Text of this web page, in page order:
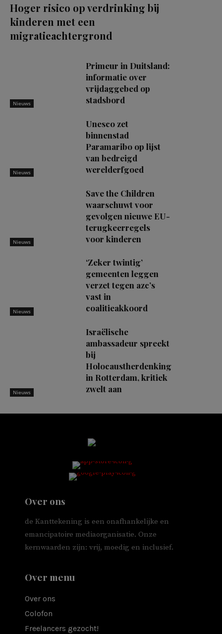
Hoger risico op verdrinking bij
kinderen met een
migratieachtergrond
Nieuws
Primeur in Duitsland:
informatie over
vrijdaggebed op
stadsbord
Nieuws
Unesco zet
binnenstad
Paramaribo op lijst
van bedreigd
werelderfgoed
Nieuws
Save the Children
waarschuwt voor
gevolgen nieuwe EU-
terugkeerregels
voor kinderen
Nieuws
‘Zeker twintig’
gemeenten leggen
verzet tegen azc’s
vast in
coalitieakkoord
Nieuws
Israëlische
ambassadeur spreekt
bij
Holocaustherdenking
in Rotterdam, kritiek
zwelt aan
Over ons
de Kanttekening is een onafhankelijke en
emancipatoire mediaorganisatie. Onze
kernwaarden zijn: vrij, moedig en inclusief.
Over menu
Over ons
Colofon
Freelancers gezocht!